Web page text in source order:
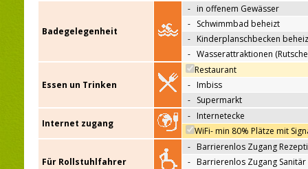
Badegelegenheit
- in offenem Gewässer
- Schwimmbad beheizt
- Kinderplanschbecken
- Wasserattraktionen
Essen un Trinken
Restaurant
- Imbiss
- Supermarkt
Internet zugang
- Internetecke
WiFi- min 80% Plätze mit
Für Rollstuhlfahrer
- Barrierenlos Zugang
- Barrierenlos Zugang Sanitär